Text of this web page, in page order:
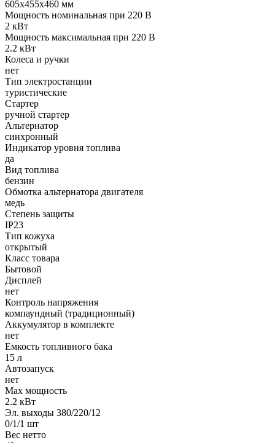
605х455х460 мм
Мощность номинальная при 220 В
2 кВт
Мощность максимальная при 220 В
2.2 кВт
Колеса и ручки
нет
Тип электростанции
туристические
Стартер
ручной стартер
Альтернатор
синхронный
Индикатор уровня топлива
да
Вид топлива
бензин
Обмотка альтернатора двигателя
медь
Степень защиты
IP23
Тип кожуха
открытый
Класс товара
Бытовой
Дисплей
нет
Контроль напряжения
компаундный (традиционный)
Аккумулятор в комплекте
нет
Емкость топливного бака
15 л
Автозапуск
нет
Max мощность
2.2 кВт
Эл. выходы 380/220/12
0/1/1 шт
Вес нетто